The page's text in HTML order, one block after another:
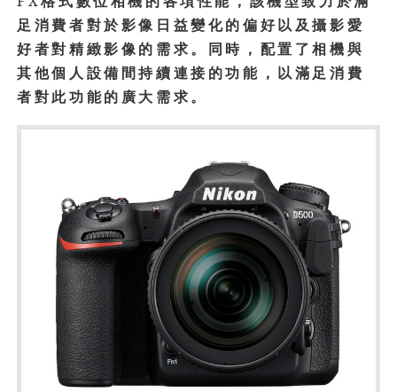
足消費者對於影像日益變化的偏好以及攝影愛
好者對精緻影像的需求。同時，配置了相機與
其他個人設備間持續連接的功能，以滿足消費
者對此功能的廣大需求。